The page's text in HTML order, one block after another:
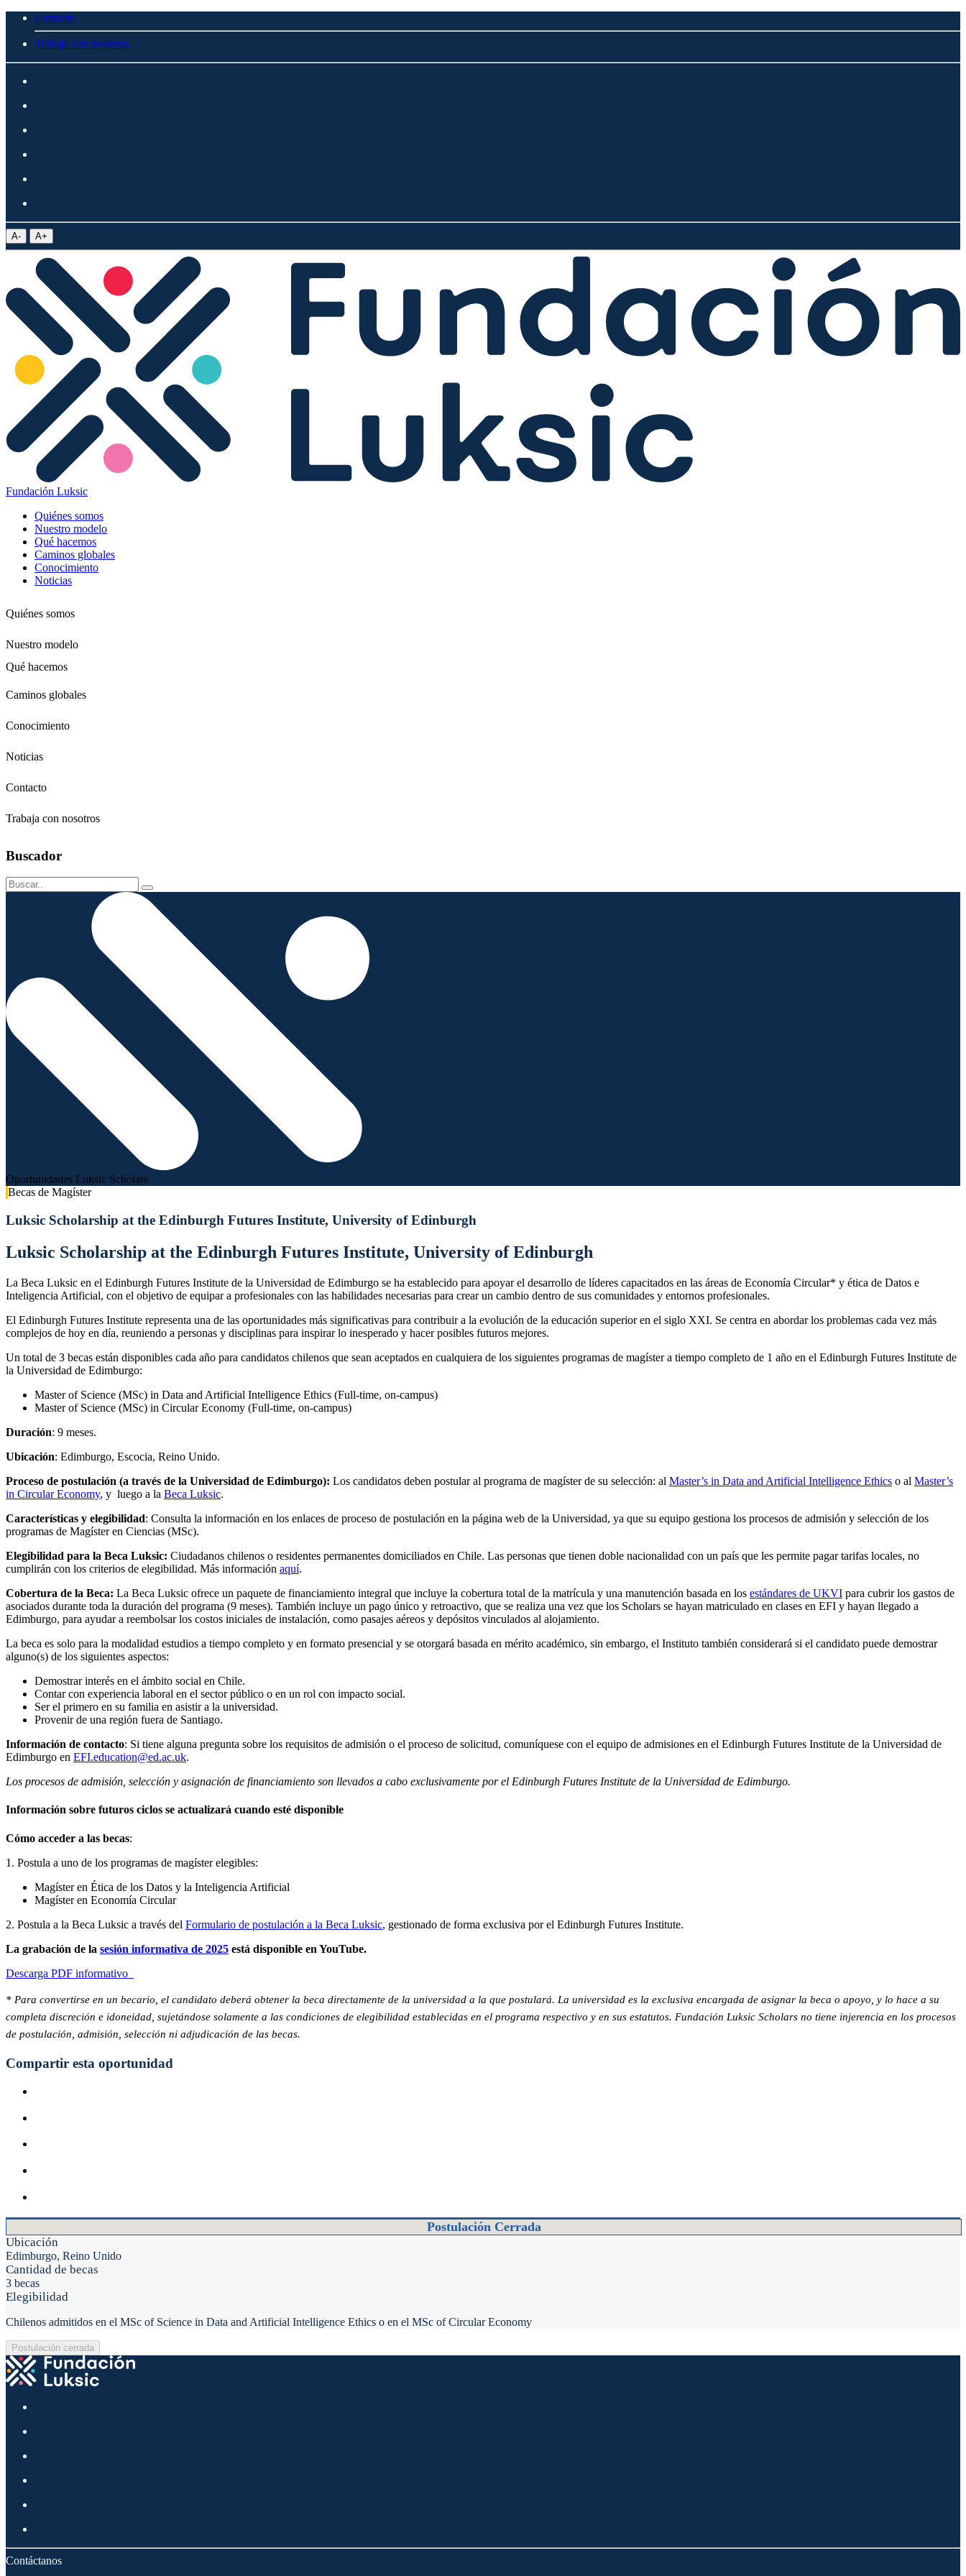
Contacto
Trabaja con nosotros
A- A+
Fundación Luksic
Quiénes somos
Nuestro modelo
Qué hacemos
Caminos globales
Conocimiento
Noticias
Quiénes somos
Nuestro modelo
Qué hacemos
Jóvenes
Adultos
Conservación
Caminos globales
Conocimiento
Noticias
Contacto
Trabaja con nosotros
Buscador
Oportunidades Luksic Scholars
Becas de Magíster
Luksic Scholarship at the Edinburgh Futures Institute, University of Edinburgh
Luksic Scholarship at the Edinburgh Futures Institute, University of Edinburgh
La Beca Luksic en el Edinburgh Futures Institute de la Universidad de Edimburgo se ha establecido para apoyar el desarrollo de líderes capacitados en las áreas de Economía Circular* y ética de Datos e
Inteligencia Artificial, con el objetivo de equipar a profesionales con las habilidades necesarias para crear un cambio dentro de sus comunidades y entornos profesionales.
El Edinburgh Futures Institute representa una de las oportunidades más significativas para contribuir a la evolución de la educación superior en el siglo XXI. Se centra en abordar los problemas cada vez más
complejos de hoy en día, reuniendo a personas y disciplinas para inspirar lo inesperado y hacer posibles futuros mejores.
Un total de 3 becas están disponibles cada año para candidatos chilenos que sean aceptados en cualquiera de los siguientes programas de magíster a tiempo completo de 1 año en el Edinburgh Futures Institute de
la Universidad de Edimburgo:
Master of Science (MSc) in Data and Artificial Intelligence Ethics (Full-time, on-campus)
Master of Science (MSc) in Circular Economy (Full-time, on-campus)
Duración: 9 meses.
Ubicación: Edimburgo, Escocia, Reino Unido.
Proceso de postulación (a través de la Universidad de Edimburgo): Los candidatos deben postular al programa de magíster de su selección: al Master’s in Data and Artificial Intelligence Ethics o al Master’s
in Circular Economy, y luego a la Beca Luksic.
Características y elegibilidad: Consulta la información en los enlaces de proceso de postulación en la página web de la Universidad, ya que su equipo gestiona los procesos de admisión y selección de los
programas de Magíster en Ciencias (MSc).
Elegibilidad para la Beca Luksic: Ciudadanos chilenos o residentes permanentes domiciliados en Chile. Las personas que tienen doble nacionalidad con un país que les permite pagar tarifas locales, no
cumplirán con los criterios de elegibilidad. Más información aquí.
Cobertura de la Beca: La Beca Luksic ofrece un paquete de financiamiento integral que incluye la cobertura total de la matrícula y una manutención basada en los estándares de UKVI para cubrir los gastos de
asociados durante toda la duración del programa (9 meses). También incluye un pago único y retroactivo, que se realiza una vez que los Scholars se hayan matriculado en clases en EFI y hayan llegado a
Edimburgo, para ayudar a reembolsar los costos iniciales de instalación, como pasajes aéreos y depósitos vinculados al alojamiento.
La beca es solo para la modalidad estudios a tiempo completo y en formato presencial y se otorgará basada en mérito académico, sin embargo, el Instituto también considerará si el candidato puede demostrar
alguno(s) de los siguientes aspectos:
Demostrar interés en el ámbito social en Chile.
Contar con experiencia laboral en el sector público o en un rol con impacto social.
Ser el primero en su familia en asistir a la universidad.
Provenir de una región fuera de Santiago.
Información de contacto: Si tiene alguna pregunta sobre los requisitos de admisión o el proceso de solicitud, comuníquese con el equipo de admisiones en el Edinburgh Futures Institute de la Universidad de
Edimburgo en EFI.education@ed.ac.uk.
Los procesos de admisión, selección y asignación de financiamiento son llevados a cabo exclusivamente por el Edinburgh Futures Institute de la Universidad de Edimburgo.
Información sobre futuros ciclos se actualizará cuando esté disponible
Cómo acceder a las becas:
1. Postula a uno de los programas de magíster elegibles:
Magíster en Ética de los Datos y la Inteligencia Artificial
Magíster en Economía Circular
2. Postula a la Beca Luksic a través del Formulario de postulación a la Beca Luksic, gestionado de forma exclusiva por el Edinburgh Futures Institute.
La grabación de la sesión informativa de 2025 está disponible en YouTube.
Descarga PDF informativo
* Para convertirse en un becario, el candidato deberá obtener la beca directamente de la universidad a la que postulará. La universidad es la exclusiva encargada de asignar la beca o apoyo, y lo hace a su
completa discreción e idoneidad, sujetándose solamente a las condiciones de elegibilidad establecidas en el programa respectivo y en sus estatutos. Fundación Luksic Scholars no tiene injerencia en los procesos
de postulación, admisión, selección ni adjudicación de las becas.
Compartir esta oportunidad
Postulación Cerrada
Ubicación
Edimburgo, Reino Unido
Cantidad de becas
3 becas
Elegibilidad
Chilenos admitidos en el MSc of Science in Data and Artificial Intelligence Ethics o en el MSc of Circular Economy
Postulación cerrada
Contáctanos